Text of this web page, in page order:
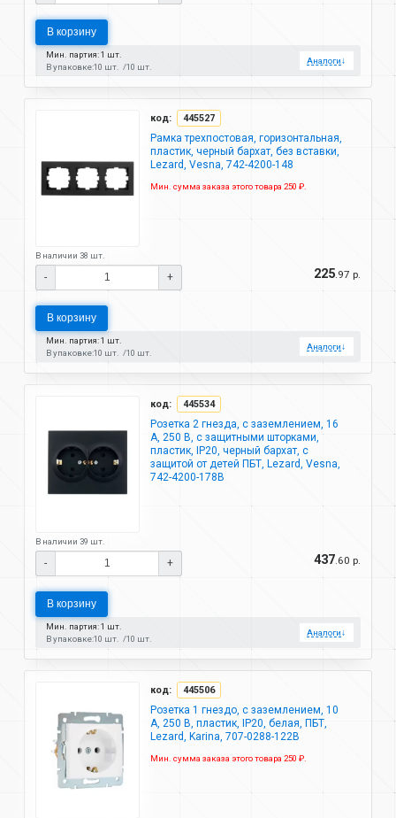
В корзину
Мин. партия: 1 шт.
В упаковке:10 шт. 10 шт.
Аналоги↓
код: 445527
Рамка трехпостовая, горизонтальная,
пластик, черный бархат, без вставки,
Lezard, Vesna, 742-4200-148
Мин. сумма заказа этого товара 250 ₽.
В наличии 38 шт.
- + 225.97 р.
В корзину
Мин. партия: 1 шт.
В упаковке:10 шт. 10 шт.
Аналоги↓
код: 445534
Розетка 2 гнезда, с заземлением, 16
А, 250 В, с защитными шторками,
пластик, IP20, черный бархат, с
защитой от детей ПБТ, Lezard, Vesna,
742-4200-178B
В наличии 39 шт.
- + 437.60 р.
В корзину
Мин. партия: 1 шт.
В упаковке:10 шт. 10 шт.
Аналоги↓
код: 445506
Розетка 1 гнездо, с заземлением, 10
А, 250 В, пластик, IP20, белая, ПБТ,
Lezard, Karina, 707-0288-122B
Мин. сумма заказа этого товара 250 ₽.